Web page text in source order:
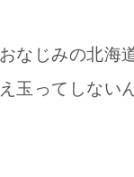
なじみの北海
玉ってしない